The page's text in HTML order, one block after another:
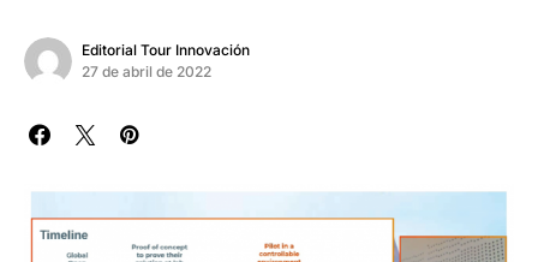
Editorial Tour Innovación
27 de abril de 2022